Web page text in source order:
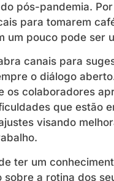
pós-pandemia.
para tomarem
um pouco pode ser
canais para
o diálogo
os colaboradores
que estão
visando
ter um
sobre a rotina dos